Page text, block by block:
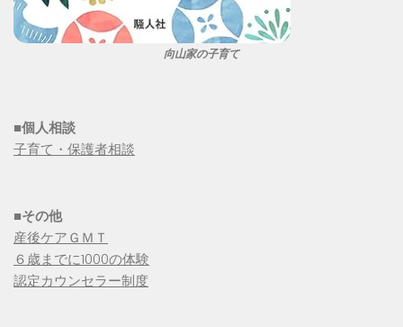
向山家の子育て
■個人相談
子育て・保護者相談
■その他
産後ケアＧＭＴ
６歳までに1000の体験
認定カウンセラー制度